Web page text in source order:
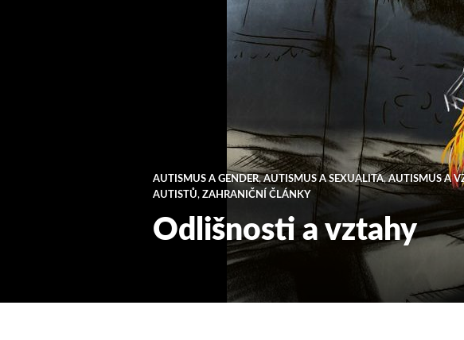
AUTISMUS A GENDER,AUTISMUS A SEXUALITA,AUTISMUS A
AUTISTŮ, ZAHRANIČNÍ ČLÁNKY
Odlišnosti a vztahy